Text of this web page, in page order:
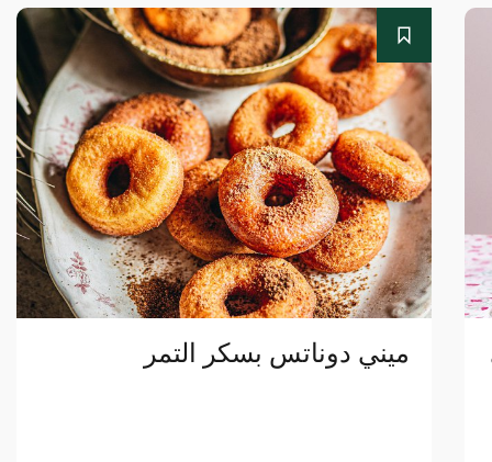
ميني دوناتس بسكر التمر